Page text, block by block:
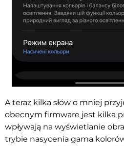
A teraz kilka słów o mniej
obecnym firmware jest kilka
wpływają na wyświetlanie
trybie nasycenia gama